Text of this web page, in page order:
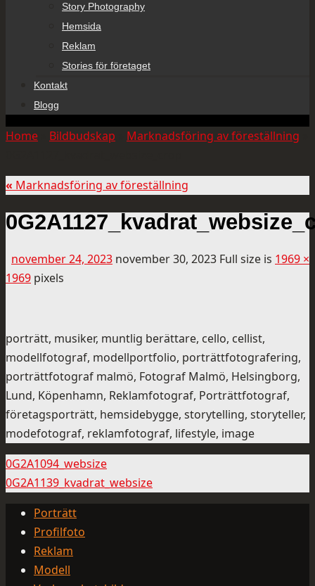
Story Photography
Hemsida
Reklam
Stories för företaget
Kontakt
Blogg
Home Bildbudskap Marknadsföring av föreställning
« Marknadsföring av föreställning
november 24, 2023 november 30, 2023 Full size is 1969 ×
1969 pixels
porträtt, musiker, muntlig berättare, cello, cellist,
modellfotograf, modellportfolio, porträttfotografering,
porträttfotograf malmö, Fotograf Malmö, Helsingborg,
Lund, Köpenhamn, Reklamfotograf, Porträttfotograf,
företagsporträtt, hemsidebygge, storytelling, storyteller,
modefotograf, reklamfotograf, lifestyle, image
0G2A1094_websize
0G2A1139_kvadrat_websize
Porträtt
Profilfoto
Reklam
Modell